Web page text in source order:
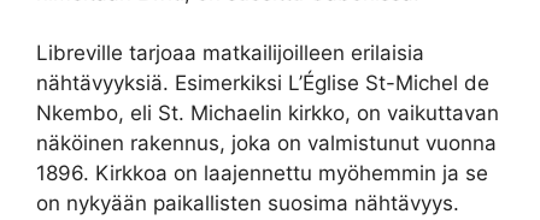
Libreville tarjoaa matkailijoilleen erilaisia
nähtävyyksiä. Esimerkiksi L’Église St-Michel de
Nkembo, eli St. Michaelin kirkko, on vaikuttavan
näköinen rakennus, joka on valmistunut vuonna
1896. Kirkkoa on laajennettu myöhemmin ja se
on nykyään paikallisten suosima nähtävyys.